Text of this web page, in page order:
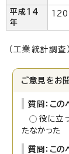
平成14
年
120
（工業統計調査）
ご意見をお
質問：こ
役に立
たなかった
質問：こ